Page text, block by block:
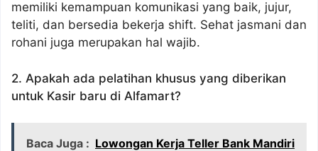
memiliki kemampuan komunikasi yang baik, jujur,
teliti, dan bersedia bekerja shift. Sehat jasmani dan
rohani juga merupakan hal wajib.
2. Apakah ada pelatihan khusus yang diberikan
untuk Kasir baru di Alfamart?
Baca Juga : Lowongan Kerja Teller Bank Mandiri